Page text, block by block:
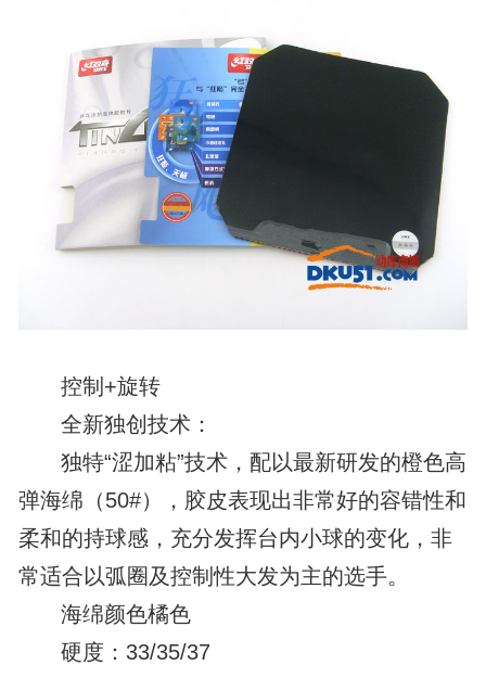
控制+旋转
全新独创技术：
独特“涩加粘”技术，配以最新研发的橙色高
弹海绵（50#），胶皮表现出非常好的容错性和
柔和的持球感，充分发挥台内小球的变化，非
常适合以弧圈及控制性大发为主的选手。
海绵颜色橘色
硬度：33/35/37